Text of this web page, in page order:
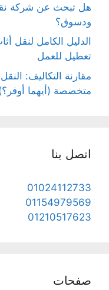
هل تبحث عن شركة
ودسوق؟
الدليل الكامل لنقل
تعطيل للعمل
مقارنة التكاليف:
متخصصة (أيهما
اتصل بنا
01024112733
01154979569
01210517623
صفحات